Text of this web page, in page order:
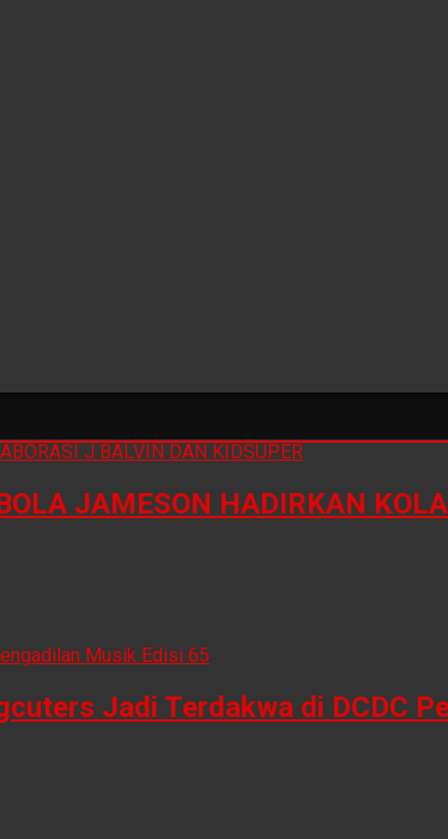
JAMESON HADIRKAN
Jadi Terdakwa di DCDC